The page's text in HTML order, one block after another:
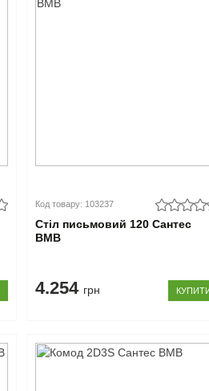
Код товару: 103237
Стіл письмовий 120 Сантес
ВМВ
4.254 грн